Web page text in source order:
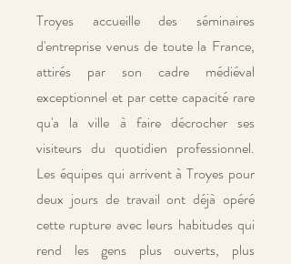
Troyes accueille des séminaires
d'entreprise venus de toute la France,
attirés par son cadre médiéval
exceptionnel et par cette capacité rare
qu'a la ville à faire décrocher ses
visiteurs du quotidien professionnel.
Les équipes qui arrivent à Troyes pour
deux jours de travail ont déjà opéré
cette rupture avec leurs habitudes qui
rend les gens plus ouverts, plus